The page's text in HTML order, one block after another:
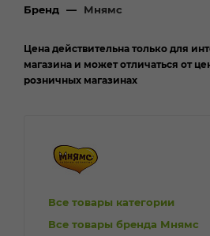
Бренд — Мнямс
Цена действительна только для
магазина и может отличаться от
розничных магазинах
Все товары категории
Все товары бренда Мнямс